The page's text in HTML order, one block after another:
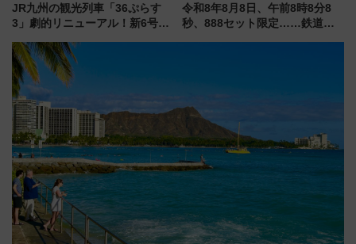
JR九州の観光列車「36ぷらす
3」劇的リニューアル！新6号車
別 “プレミアムランチ”導入･ル
ートや価格など解説
令和8年8月8日、午前8時8分8
秒、888セット限定……鉄道各